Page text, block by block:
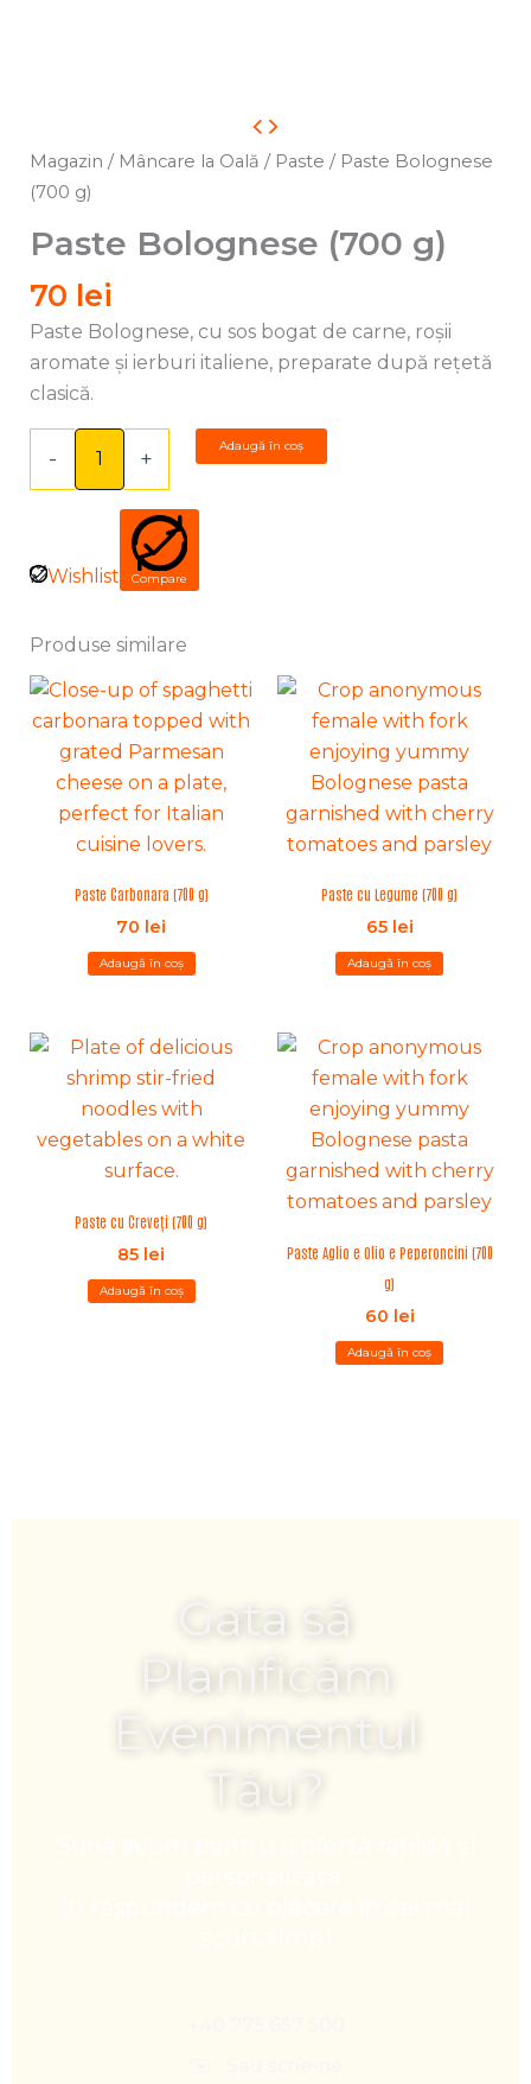
Magazin / Mâncare la Oală / Paste / Paste Bolognese
(700 g)
Paste Bolognese (700 g)
70 lei
Paste Bolognese, cu sos bogat de carne, roșii
aromate și ierburi italiene, preparate după rețetă
clasică.
-
Paste
Bolognese
g)
+
Adaugă în coș
Wishlist Compare
Produse similare
Paste Carbonara (700 g)
70 lei
Adaugă în coș
Paste cu Legume (700 g)
65 lei
Adaugă în coș
Paste cu Creveți (700 g)
85 lei
Adaugă în coș
Paste Aglio e Olio e Peperoncini (700
g)
60 lei
Adaugă în coș
Gata să
Planificăm
Evenimentul
Tău?